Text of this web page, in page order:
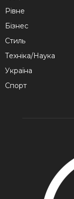
Рівне
Бізнес
Стиль
Техніка/Наука
Україна
Спорт